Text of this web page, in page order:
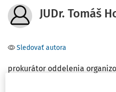
JUDr. Tomáš
Sledovať autora
prokurátor oddelenia